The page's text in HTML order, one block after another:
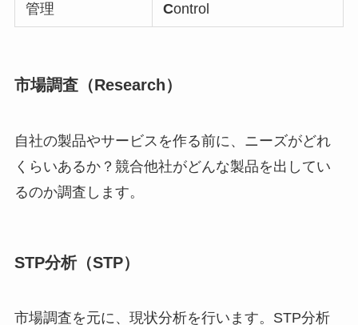
管理 Control
市場調査（Research）
自社の製品やサービスを作る前に、ニーズがどれ
くらいあるか？競合他社がどんな製品を出してい
るのか調査します。
STP分析（STP）
市場調査を元に、現状分析を行います。STP分析